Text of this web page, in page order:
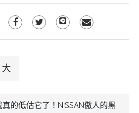
大
的低估它了！NISSAN傲人的黑